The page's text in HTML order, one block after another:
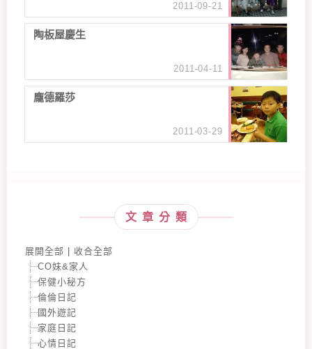
2011-09-21
陶板屋慶生
2011-04-11
龐德羅莎
2011-03-29
文章分類
展開全部
收合全部
CO妹&家人
保健小秘方
倫倫日記
國外遊記
家庭日記
心情日記